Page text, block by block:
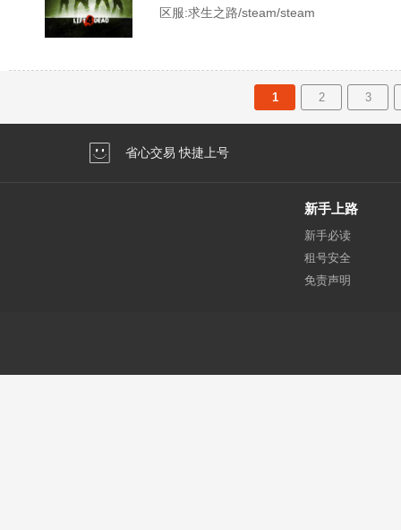
区服:求生之路/steam/steam
1 2 3
省心交易 快捷上号
新手上路
新手必读
租号安全
免责声明